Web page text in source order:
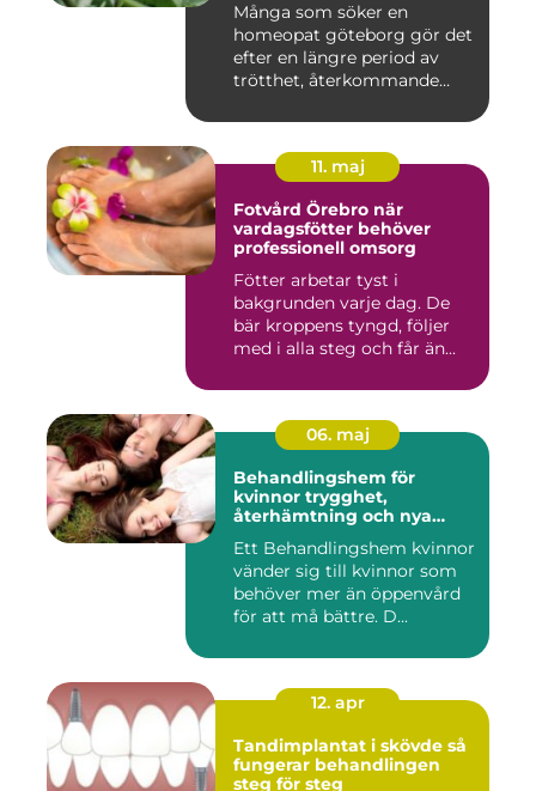
Många som söker en
homeopat göteborg gör det
efter en längre period av
trötthet, återkommande
11. maj
Fotvård Örebro när
vardagsfötter behöver
professionell omsorg
Fötter arbetar tyst i
bakgrunden varje dag. De
bär kroppens tyngd, följer
med i alla steg och får än...
06. maj
Behandlingshem för
kvinnor trygghet,
återhämtning och nya
Ett Behandlingshem kvinnor
vänder sig till kvinnor som
behöver mer än öppenvård
för att må bättre. D...
12. apr
Tandimplantat i skövde så
fungerar behandlingen
steg för steg